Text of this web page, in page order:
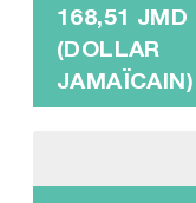
168,51 JMD
(DOLLAR
JAMAÏCAIN)